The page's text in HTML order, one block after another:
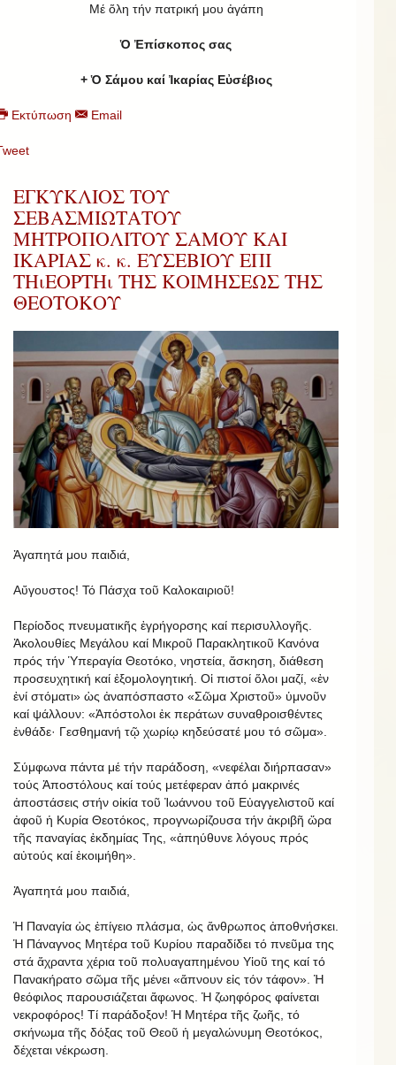
Μέ ὅλη τήν πατρική μου ἀγάπη
Ὁ Ἐπίσκοπος σας
+ Ὁ Σάμου καί Ἰκαρίας Εὐσέβιος
Εκτύπωση Email
ΕΓΚΥΚΛΙΟΣ ΤΟΥ
ΣΕΒΑΣΜΙΩΤΑΤΟΥ
ΜΗΤΡΟΠΟΛΙΤΟΥ ΣΑΜΟΥ ΚΑΙ
ΙΚΑΡΙΑΣ κ. κ. ΕΥΣΕΒΙΟΥ ΕΠΙ
ΤΗιΕΟΡΤΗι ΤΗΣ ΚΟΙΜΗΣΕΩΣ ΤΗΣ
ΘΕΟΤΟΚΟΥ
Ἀγαπητά μου παιδιά,
Αὔγουστος! Τό Πάσχα τοῦ Καλοκαιριοῦ!
Περίοδος πνευματικῆς ἐγρήγορσης καί περισυλλογῆς.
Ἀκολουθίες Μεγάλου καί Μικροῦ Παρακλητικοῦ Κανόνα
πρός τήν Ὑπεραγία Θεοτόκο, νηστεία, ἄσκηση, διάθεση
προσευχητική καί ἐξομολογητική. Οἱ πιστοί ὅλοι μαζί, «ἐν
ἐνί στόματι» ὡς ἀναπόσπαστο «Σῶμα Χριστοῦ» ὑμνοῦν
καί ψάλλουν: «Ἀπόστολοι ἐκ περάτων συναθροισθέντες
ἐνθάδε· Γεσθημανή τῷ χωρίῳ κηδεύσατέ μου τό σῶμα».
Σύμφωνα πάντα μέ τήν παράδοση, «νεφέλαι διήρπασαν»
τούς Ἀποστόλους καί τούς μετέφεραν ἀπό μακρινές
ἀποστάσεις στήν οἰκία τοῦ Ἰωάννου τοῦ Εὐαγγελιστοῦ καί
ἀφοῦ ἡ Κυρία Θεοτόκος, προγνωρίζουσα τήν ἀκριβῆ ὥρα
τῆς παναγίας ἐκδημίας Της, «ἀπηύθυνε λόγους πρός
αὐτούς καί ἐκοιμήθη».
Ἀγαπητά μου παιδιά,
Ἡ Παναγία ὡς ἐπίγειο πλάσμα, ὡς ἄνθρωπος ἀποθνήσκει.
Ἡ Πάναγνος Μητέρα τοῦ Κυρίου παραδίδει τό πνεῦμα της
στά ἄχραντα χέρια τοῦ πολυαγαπημένου Υἱοῦ της καί τό
Πανακήρατο σῶμα τῆς μένει «ἄπνουν εἰς τόν τάφον». Ἡ
θεόφιλος παρουσιάζεται ἄφωνος. Ἡ ζωηφόρος φαίνεται
νεκροφόρος! Τί παράδοξον! Ἡ Μητέρα τῆς ζωῆς, τό
σκήνωμα τῆς δόξας τοῦ Θεοῦ ἡ μεγαλώνυμη Θεοτόκος,
δέχεται νέκρωση.